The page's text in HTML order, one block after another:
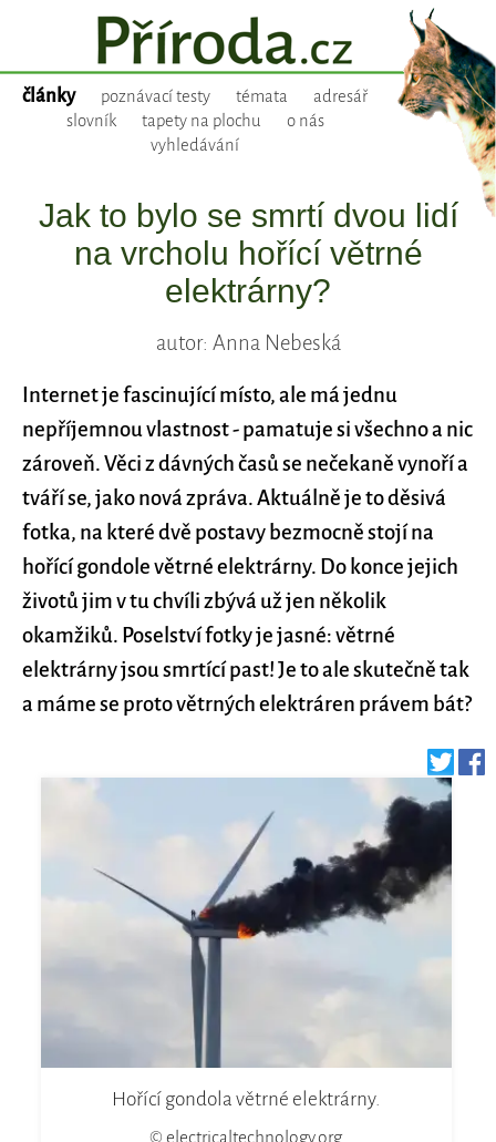
články poznávací testy témata
adresář
slovník
tapety na plochu
o nás
vyhledávání
Jak to bylo se smrtí dvou lidí
na vrcholu hořící větrné
elektrárny?
autor: Anna Nebeská
Internet je fascinující místo, ale má jednu
nepříjemnou vlastnost - pamatuje si všechno a nic
zároveň. Věci z dávných časů se nečekaně vynoří a
tváří se, jako nová zpráva. Aktuálně je to děsivá
fotka, na které dvě postavy bezmocně stojí na
hořící gondole větrné elektrárny. Do konce jejich
životů jim v tu chvíli zbývá už jen několik
okamžiků. Poselství fotky je jasné: větrné
elektrárny jsou smrtící past! Je to ale skutečně tak
a máme se proto větrných elektráren právem bát?
Hořící gondola větrné elektrárny.
© electricaltechnology.org